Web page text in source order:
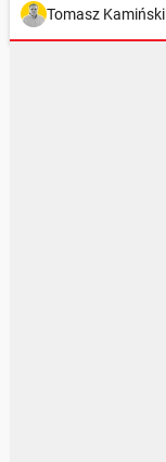
Tomasz Kamiński